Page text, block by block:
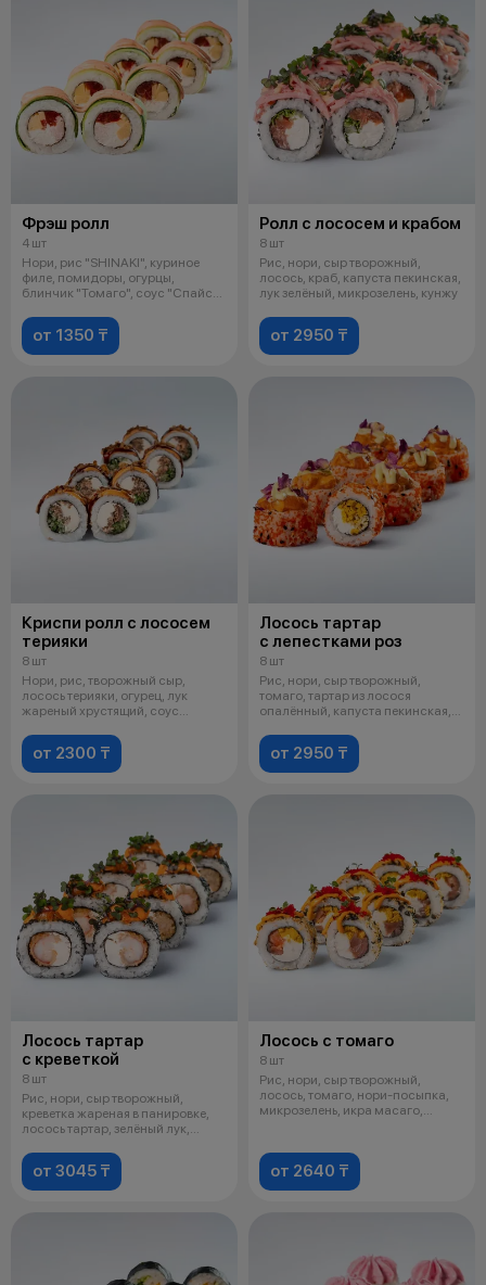
Фрэш ролл
4 шт
Нори, рис "SHINAKI", куриное
филе, помидоры, огурцы,
блинчик "Томаго", соус "Спайси"
от 1350 ₸
Ролл с лососем и крабом
8 шт
Рис, нори, сыр творожный,
лосось, краб, капуста пекинская,
лук зелёный, микрозелень, кунжу
от 2950 ₸
Криспи ролл с лососем
терияки
8 шт
Нори, рис, творожный сыр,
лосось терияки, огурец, лук
жареный хрустящий, соус
от 2300 ₸
Лосось тартар
с лепестками роз
8 шт
Рис, нори, сыр творожный,
томаго, тартар из лосося
опалённый, капуста пекинская,
от 2950 ₸
Лосось тартар
с креветкой
8 шт
Рис, нори, сыр творожный,
креветка жареная в панировке,
лосось тартар, зелёный лук,
от 3045 ₸
Лосось с томаго
8 шт
Рис, нори, сыр творожный,
лосось, томаго, нори-посыпка,
микрозелень, икра масаго,
от 2640 ₸